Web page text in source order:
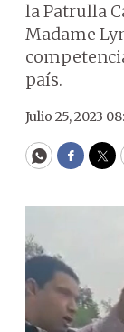
la Patrulla
Madame
país.
Julio 25, 2023
WhatsApp